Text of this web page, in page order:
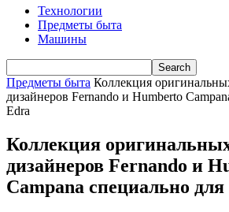
Технологии
Предметы быта
Машины
Предметы быта Коллекция
дизайнеров Fernando и Humberto
Edra
Коллекция
дизайнеров Fernando и
Campana специально